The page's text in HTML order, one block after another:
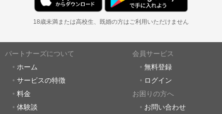
18歳未満または高校生、既婚の方はご利用いただけません
パートナーズについて
ホーム
サービスの特徴
料金
体験談
会員サービス
無料登録
ログイン
お困りの方へ
お問い合わせ